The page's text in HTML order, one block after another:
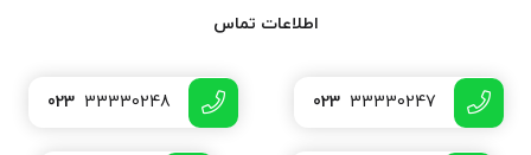
اطلاعات تماس
023 33330247
023 33330248